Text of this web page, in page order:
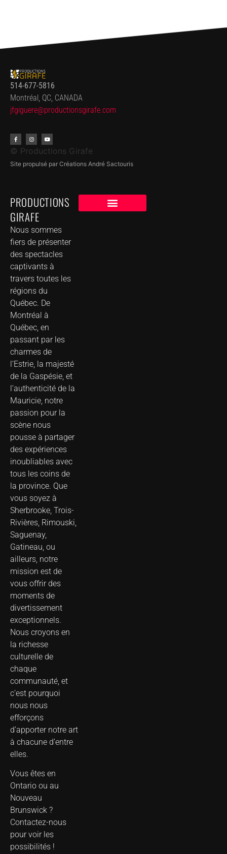
514-677-5816
Montréal, QC, CANADA
jfgiguere@productionsgirafe.com
© Productions Girafe
Site propulsé par Créations André Sactouris
PRODUCTIONS
GIRAFE
Nous sommes
fiers de présenter
des spectacles
captivants à
travers toutes les
régions du
Québec. De
Montréal à
Québec, en
passant par les
charmes de
l’Estrie, la majesté
de la Gaspésie, et
l’authenticité de la
Mauricie, notre
passion pour la
scène nous
pousse à partager
des expériences
inoubliables avec
tous les coins de
la province. Que
vous soyez à
Sherbrooke, Trois-
Rivières, Rimouski,
Saguenay,
Gatineau, ou
ailleurs, notre
mission est de
vous offrir des
moments de
divertissement
exceptionnels.
Nous croyons en
la richesse
culturelle de
chaque
communauté, et
c’est pourquoi
nous nous
efforçons
d’apporter notre art
à chacune d’entre
elles.
Vous êtes en
Ontario ou au
Nouveau
Brunswick ?
Contactez-nous
pour voir les
possibilités !